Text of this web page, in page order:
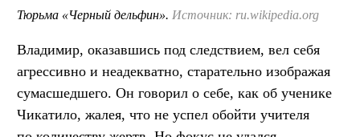
Тюрьма «Черный дельфин». Источник: ru.wikipedia.org
Владимир, оказавшись под следствием, вел себя
агрессивно и неадекватно, старательно изображая
сумасшедшего. Он говорил о себе, как об ученике
Чикатило, жалея, что не успел обойти учителя